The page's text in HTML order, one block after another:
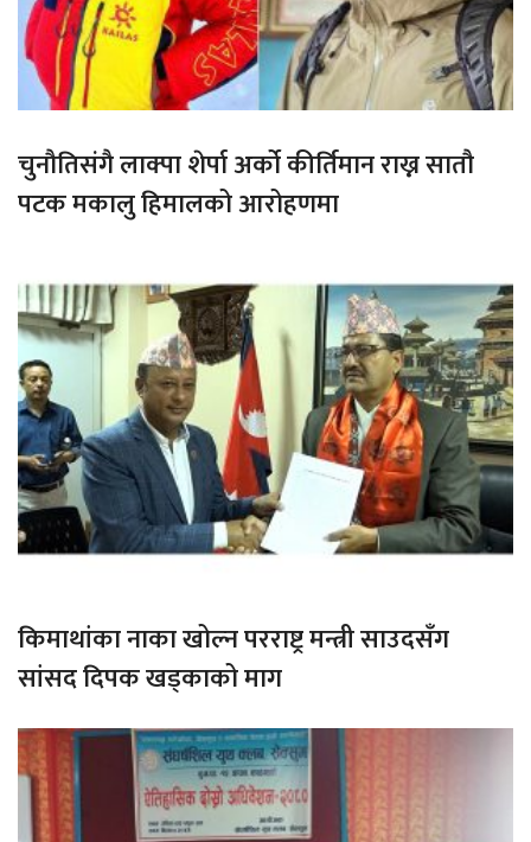
चुनौतिसंगै लाक्पा शेर्पा अर्को कीर्तिमान राख्न सातौ
पटक मकालु हिमालको आरोहणमा
किमाथांका नाका खोल्न परराष्ट्र मन्त्री साउदसँग
सांसद दिपक खड्काको माग